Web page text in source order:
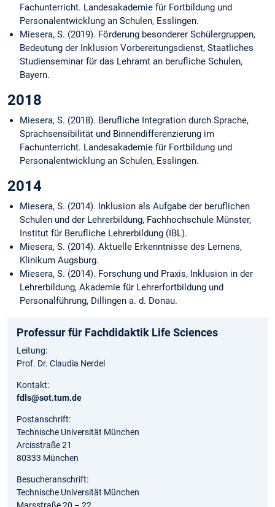
Fachunterricht. Landesakademie für Fortbildung und
Personalentwicklung an Schulen, Esslingen.
Miesera, S. (2019). Förderung besonderer Schülergruppen,
Bedeutung der Inklusion Vorbereitungsdienst, Staatliches
Studienseminar für das Lehramt an berufliche Schulen,
Bayern.
2018
Miesera, S. (2018). Berufliche Integration durch Sprache,
Sprachsensibilität und Binnendifferenzierung im
Fachunterricht. Landesakademie für Fortbildung und
Personalentwicklung an Schulen, Esslingen.
2014
Miesera, S. (2014). Inklusion als Aufgabe der beruflichen
Schulen und der Lehrerbildung, Fachhochschule Münster,
Institut für Berufliche Lehrerbildung (IBL).
Miesera, S. (2014). Aktuelle Erkenntnisse des Lernens,
Klinikum Augsburg.
Miesera, S. (2014). Forschung und Praxis, Inklusion in der
Lehrerbildung, Akademie für Lehrerfortbildung und
Personalführung, Dillingen a. d. Donau.
Professur für Fachdidaktik Life Sciences
Leitung:
Prof. Dr. Claudia Nerdel
Kontakt:
fdls@sot.tum.de
Postanschrift:
Technische Universität München
Arcisstraße 21
80333 München
Besucheranschrift:
Technische Universität München
Marsstraße 20 – 22